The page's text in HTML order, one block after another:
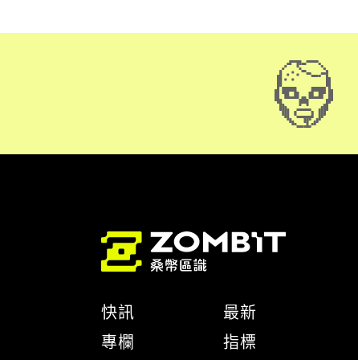
快訊
專欄
最新
指標